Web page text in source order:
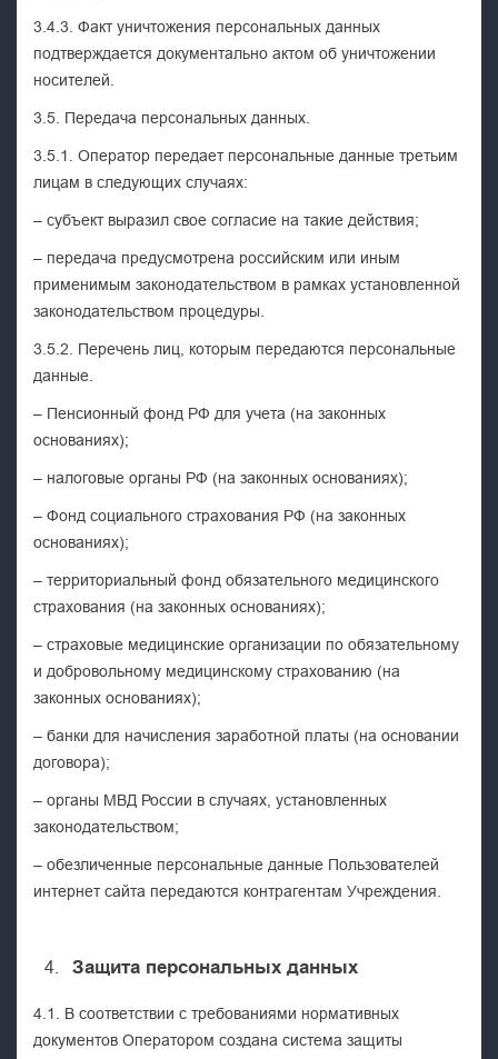
3.4.3. Факт уничтожения персональных данных
подтверждается документально актом об уничтожении
носителей.
3.5. Передача персональных данных.
3.5.1. Оператор передает персональные данные третьим
лицам в следующих случаях:
– субъект выразил свое согласие на такие действия;
– передача предусмотрена российским или иным
применимым законодательством в рамках установленной
законодательством процедуры.
3.5.2. Перечень лиц, которым передаются персональные
данные.
– Пенсионный фонд РФ для учета (на законных
основаниях);
– налоговые органы РФ (на законных основаниях);
– Фонд социального страхования РФ (на законных
основаниях);
– территориальный фонд обязательного медицинского
страхования (на законных основаниях);
– страховые медицинские организации по обязательному
и добровольному медицинскому страхованию (на
законных основаниях);
– банки для начисления заработной платы (на основании
договора);
– органы МВД России в случаях, установленных
законодательством;
– обезличенные персональные данные Пользователей
интернет сайта передаются контрагентам Учреждения.
Защита персональных данных
4.1. В соответствии с требованиями нормативных
документов Оператором создана система защиты